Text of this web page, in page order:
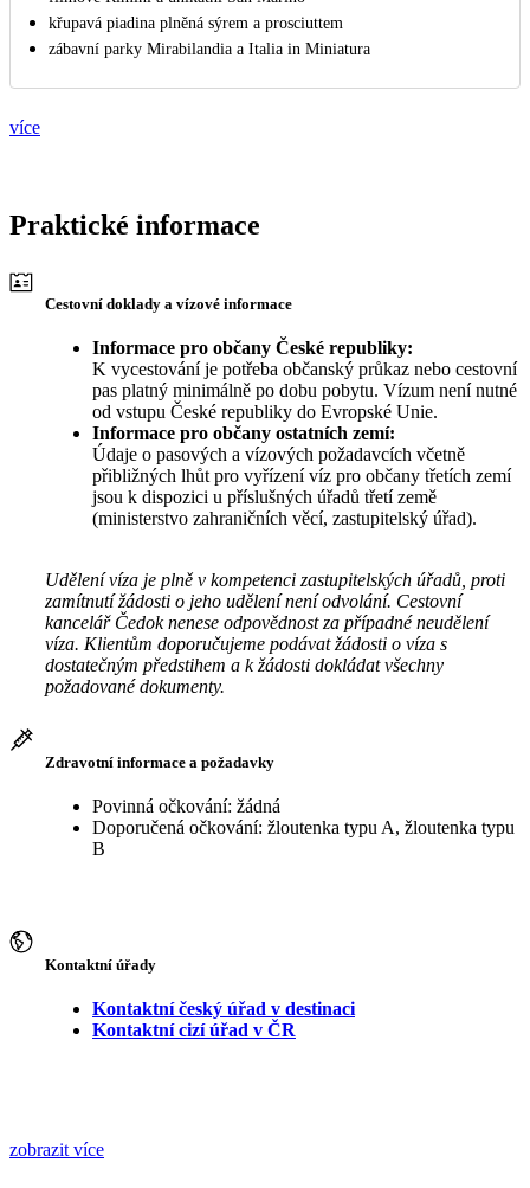
křupavá piadina plněná sýrem a prosciuttem
zábavní parky Mirabilandia a Italia in Miniatura
více
Praktické informace
Cestovní doklady a vízové informace
Informace pro občany České republiky:
K vycestování je potřeba občanský průkaz nebo cestovní
pas platný minimálně po dobu pobytu. Vízum není nutné
od vstupu České republiky do Evropské Unie.
Informace pro občany ostatních zemí:
Údaje o pasových a vízových požadavcích včetně
přibližných lhůt pro vyřízení víz pro občany třetích zemí
jsou k dispozici u příslušných úřadů třetí země
(ministerstvo zahraničních věcí, zastupitelský úřad).
Udělení víza je plně v kompetenci zastupitelských úřadů, proti
zamítnutí žádosti o jeho udělení není odvolání. Cestovní
kancelář Čedok nenese odpovědnost za případné neudělení
víza. Klientům doporučujeme podávat žádosti o víza s
dostatečným předstihem a k žádosti dokládat všechny
požadované dokumenty.
Zdravotní informace a požadavky
Povinná očkování: žádná
Doporučená očkování: žloutenka typu A, žloutenka typu
B
Kontaktní úřady
Kontaktní český úřad v destinaci
Kontaktní cizí úřad v ČR
zobrazit více